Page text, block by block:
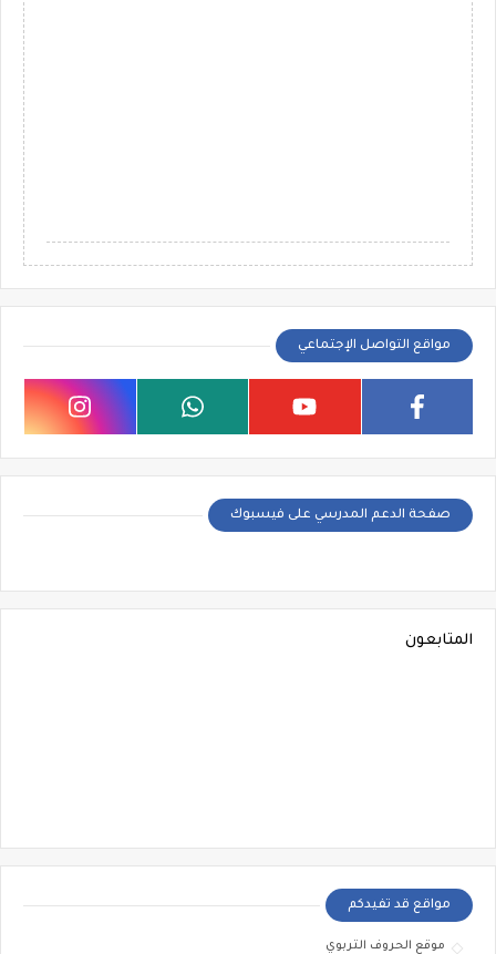
مواقع التواصل الإجتماعي
صفحة الدعم المدرسي على فيسبوك
المتابعون
مواقع قد تفيدكم
موقع الحروف التربوي